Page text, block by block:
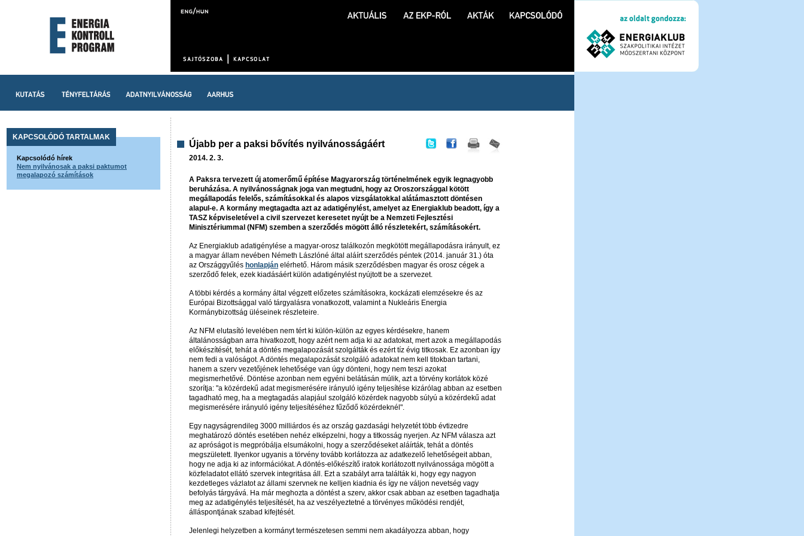
KAPCSOLÓDÓ TARTALMAK
Kapcsolódó hírek
Nem nyilvánosak a paksi paktumot
megalapozó számítások
Újabb per a paksi bővítés nyilvánosságáért
2014. 2. 3.
A Paksra tervezett új atomerőmű építése Magyarország történelmének egyik legnagyobb
beruházása. A nyilvánosságnak joga van megtudni, hogy az Oroszországgal kötött
megállapodás felelős, számításokkal és alapos vizsgálatokkal alátámasztott döntésen
alapul-e. A kormány megtagadta azt az adatigénylést, amelyet az Energiaklub beadott, így a
TASZ képviseletével a civil szervezet keresetet nyújt be a Nemzeti Fejlesztési
Minisztériummal (NFM) szemben a szerződés mögött álló részletekért, számításokért.
Az Energiaklub adatigénylése a magyar-orosz találkozón megkötött megállapodásra irányult, ez
a magyar állam nevében Németh Lászlóné által aláírt szerződés péntek (2014. január 31.) óta
az Országgyűlés honlapján elérhető. Három másik szerződésben magyar és orosz cégek a
szerződő felek, ezek kiadásáért külön adatigénylést nyújtott be a szervezet.
A többi kérdés a kormány által végzett előzetes számításokra, kockázati elemzésekre és az
Európai Bizottsággal való tárgyalásra vonatkozott, valamint a Nukleáris Energia
Kormánybizottság üléseinek részleteire.
Az NFM elutasító levelében nem tért ki külön-külön az egyes kérdésekre, hanem
általánosságban arra hivatkozott, hogy azért nem adja ki az adatokat, mert azok a megállapodás
előkészítését, tehát a döntés megalapozását szolgálták és ezért tíz évig titkosak. Ez azonban így
nem fedi a valóságot. A döntés megalapozását szolgáló adatokat nem kell titokban tartani,
hanem a szerv vezetőjének lehetősége van úgy dönteni, hogy nem teszi azokat
megismerhetővé. Döntése azonban nem egyéni belátásán múlik, azt a törvény korlátok közé
szorítja: "a közérdekű adat megismerésére irányuló igény teljesítése kizárólag abban az esetben
tagadható meg, ha a megtagadás alapjául szolgáló közérdek nagyobb súlyú a közérdekű adat
megismerésére irányuló igény teljesítéséhez fűződő közérdeknél".
Egy nagyságrendileg 3000 milliárdos és az ország gazdasági helyzetét több évtizedre
meghatározó döntés esetében nehéz elképzelni, hogy a titkosság nyerjen. Az NFM válasza azt
az apróságot is megpróbálja elsumákolni, hogy a szerződéseket aláírták, tehát a döntés
megszületett. Ilyenkor ugyanis a törvény tovább korlátozza az adatkezelő lehetőségeit abban,
hogy ne adja ki az információkat. A döntés-előkészítő iratok korlátozott nyilvánossága mögött a
közfeladatot ellátó szervek integritása áll. Ezt a szabályt arra találták ki, hogy egy nagyon
kezdetleges vázlatot az állami szervnek ne kelljen kiadnia és így ne váljon nevetség vagy
befolyás tárgyává. Ha már meghozta a döntést a szerv, akkor csak abban az esetben tagadhatja
meg az adatigénylés teljesítését, ha az veszélyeztetné a törvényes működési rendjét,
álláspontjának szabad kifejtését.
Jelenlegi helyzetben a kormányt természetesen semmi nem akadályozza abban, hogy